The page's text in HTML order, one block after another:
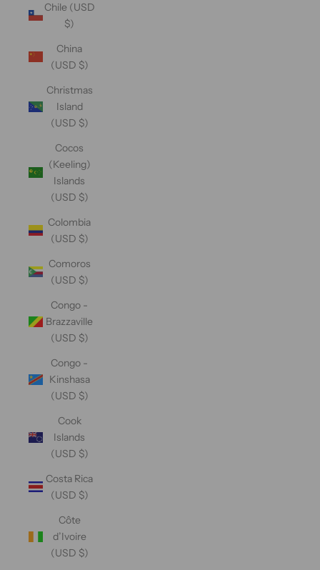
Chile (USD
$)
China
(USD $)
Christmas
Island
(USD $)
Cocos
(Keeling)
Islands
(USD $)
Colombia
(USD $)
Comoros
(USD $)
Congo -
Brazzaville
(USD $)
Congo -
Kinshasa
(USD $)
Cook
Islands
(USD $)
Costa Rica
(USD $)
Côte
d’Ivoire
(USD $)